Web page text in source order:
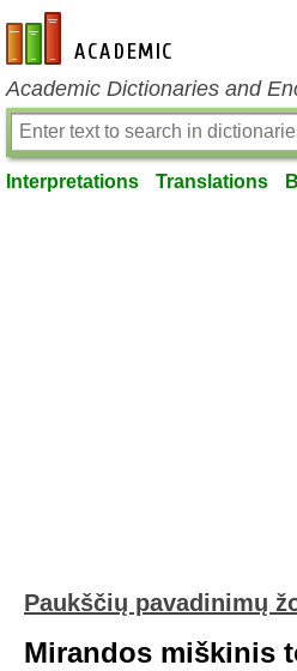
en-academic.com
Academic Dictionaries and
Interpretations Translations
Paukščių pavadinimų
Mirandos miškinis